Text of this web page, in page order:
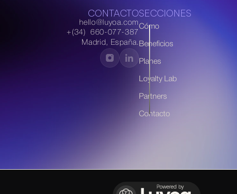
CONTACTO
hello@luyoa.com
+(34)  660-077-387
Madrid, España.
SECCIONES
Cómo
Beneficios
Planes
Loyalty Lab
Partners
Contacto